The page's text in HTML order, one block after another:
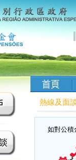
熱線及面
如對公積